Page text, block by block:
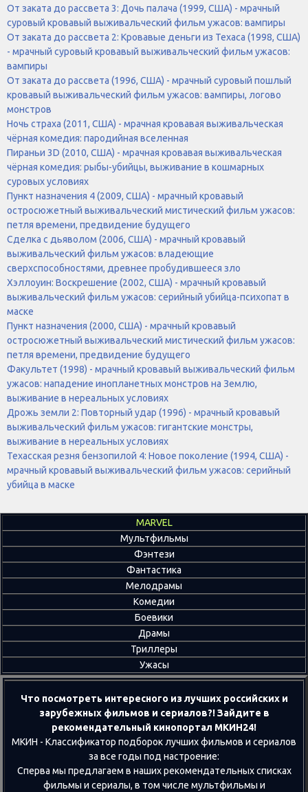
От заката до рассвета 3: Дочь палача (1999, США) - мрачный
суровый кровавый выживальческий фильм ужасов: вампиры
От заката до рассвета 2: Кровавые деньги из Техаса (1998, США)
- мрачный суровый кровавый выживальческий фильм ужасов:
вампиры
От заката до рассвета (1996, США) - мрачный суровый пошлый
кровавый выживальческий фильм ужасов: вампиры, логово
монстров
Ночь страха (2011, США) - мрачная кровавая выживальческая
чёрная комедия: пародийная вселенная
Пираньи 3D (2010, США) - мрачная кровавая выживальческая
чёрная комедия: рыбы-убийцы, выживание в кошмарных
суровых условиях
Пункт назначения 4 (2009, США) - мрачный кровавый
остросюжетный выживальческий мистический фильм ужасов:
петля времени, предвидение будущего
Сделка с дьяволом (2006, США) - мрачный кровавый
выживальческий фильм ужасов: владеющие
сверхспособностями, древнее пробудившееся зло
Хэллоуин: Воскрешение (2002, США) - мрачный кровавый
выживальческий фильм ужасов: серийный убийца-психопат в
маске
Пункт назначения (2000, США) - мрачный кровавый
остросюжетный выживальческий мистический фильм ужасов:
петля времени, предвидение будущего
Факультет (1998) - мрачный кровавый выживальческий фильм
ужасов: нападение инопланетных монстров на Землю,
выживание в нереальных условиях
Дрожь земли 2: Повторный удар (1996) - мрачный кровавый
выживальческий фильм ужасов: гигантские монстры,
выживание в нереальных условиях
Техасская резня бензопилой 4: Новое поколение (1994, США) -
мрачный кровавый выживальческий фильм ужасов: серийный
убийца в маске
MARVEL
Мультфильмы
Фэнтези
Фантастика
Мелодрамы
Комедии
Боевики
Драмы
Триллеры
Ужасы
Что посмотреть интересного из лучших российских и
зарубежных фильмов и сериалов?! Зайдите в
рекомендательный кинопортал МКИН24!
МКИН - Классификатор подборок лучших фильмов и сериалов
за все годы под настроение:
Сперва мы предлагаем в наших рекомендательных списках
фильмы и сериалы, в том числе мультфильмы и